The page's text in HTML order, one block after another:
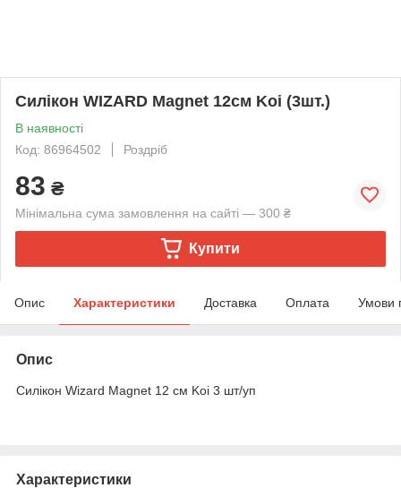
Силікон WIZARD Magnet 12см Koi (3шт.)
В наявності
Код: 86964502
Роздріб
83 ₴
Мінімальна сума замовлення на сайті — 300 ₴
Купити
Опис Характеристики Доставка Оплата Умови
Опис
Силікон Wizard Magnet 12 см Koi 3 шт/уп
Характеристики